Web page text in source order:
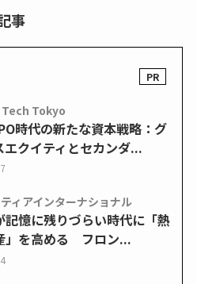
事
Tokyo
時代の新たな資本戦略：グ
エクイティとセカンダ...
ィアインターナショナル
記憶に残りづらい時代に「熱
」を高める フロン...